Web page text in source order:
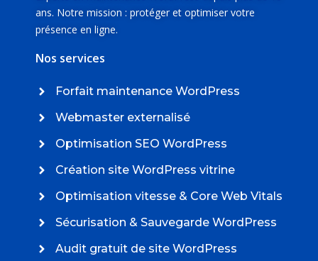
ans. Notre mission : protéger et optimiser votre
présence en ligne.
Nos services
Forfait maintenance WordPress
Webmaster externalisé
Optimisation SEO WordPress
Création site WordPress vitrine
Optimisation vitesse & Core Web Vitals
Sécurisation & Sauvegarde WordPress
Audit gratuit de site WordPress